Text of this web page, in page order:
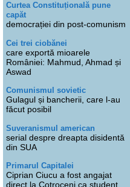
Curtea Constituțională pune
capăt
democrației din post-comunism
Cei trei ciobănei
care exportă mioarele
României: Mahmud, Ahmad și
Aswad
Comunismul sovietic
Gulagul și bancherii, care l-au
făcut posibil
Suveranismul american
serial despre dreapta disidentă
din SUA
Primarul Capitalei
Ciprian Ciucu a fost angajat
direct la Cotroceni ca student